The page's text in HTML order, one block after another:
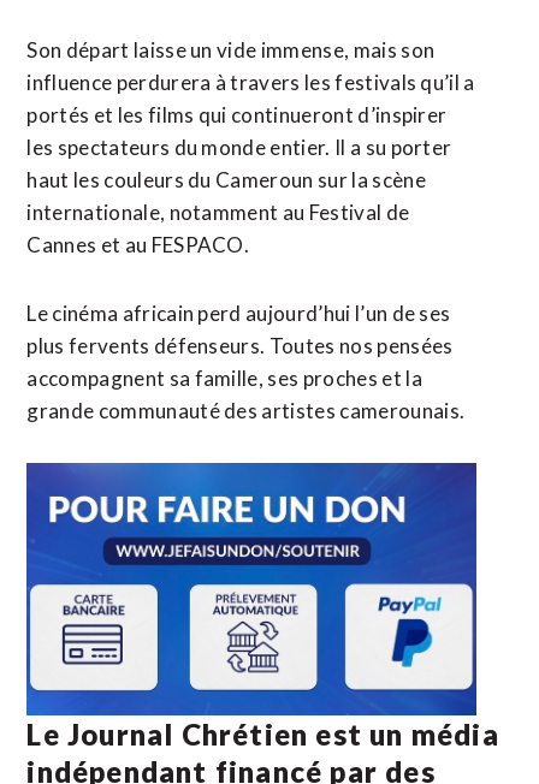
Son départ laisse un vide immense, mais son
influence perdurera à travers les festivals qu’il a
portés et les films qui continueront d’inspirer
les spectateurs du monde entier. Il a su porter
haut les couleurs du Cameroun sur la scène
internationale, notamment au Festival de
Cannes et au FESPACO.
Le cinéma africain perd aujourd’hui l’un de ses
plus fervents défenseurs. Toutes nos pensées
accompagnent sa famille, ses proches et la
grande communauté des artistes camerounais.
Le Journal Chrétien est un média
indépendant financé par des